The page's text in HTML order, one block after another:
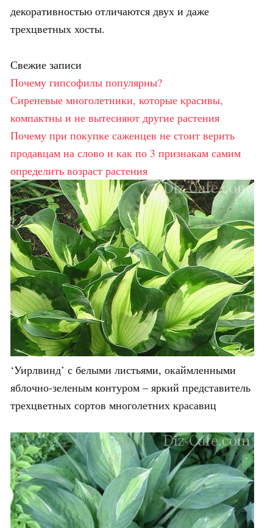
декоративностью отличаются двух и даже
трехцветных хосты.
Свежие записи
Почему гипсофилы популярны?
Сиреневые многолетники, которые красивы,
компактны и не вытесняют другие растения
Почему при покупке саженцев не стоит верить
продавцам на слово и как по 3 признакам самим
определить возраст растения
‘Уирлвинд’ с белыми листьями, окаймленными
яблочно-зеленым контуром – яркий представитель
трехцветных сортов многолетних красавиц